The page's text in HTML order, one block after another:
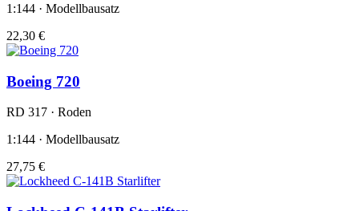
1:144 · Modellbausatz
22,30 €
Boeing 720
RD 317 · Roden
1:144 · Modellbausatz
27,75 €